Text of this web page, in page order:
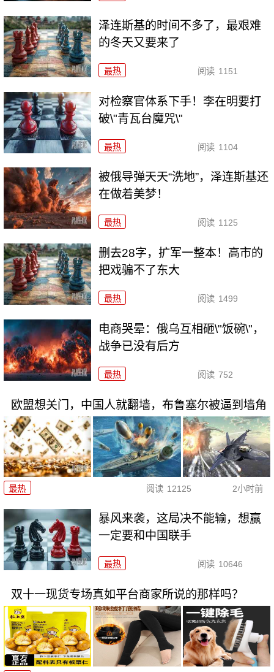
泽连斯基的时间不多了，最艰难
的冬天又要来了
最热 阅读 1151
对检察官体系下手！李在明要打
破\"青瓦台魔咒\"
最热 阅读 1104
被俄导弹天天“洗地”，泽连斯基还
在做着美梦！
最热 阅读 1125
删去28字，扩军一整本！高市的
把戏骗不了东大
最热 阅读 1499
电商哭晕：俄乌互相砸\"饭碗\"，
战争已没有后方
最热 阅读 752
欧盟想关门，中国人就翻墙，布鲁塞尔被逼到墙角
最热 阅读 12125 2小时前
暴风来袭，这局决不能输，想赢
一定要和中国联手
最热 阅读 10646
双十一现货专场真如平台商家所说的那样吗？